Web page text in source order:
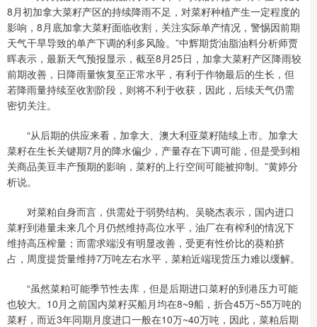
8月初加拿大菜籽产区的持续降雨不足，对菜籽种植产生一定程度的
影响，8月底加拿大菜籽面临收割，关注实际单产情况，警惕因前期
天气干旱导致的单产下调的利多风险。”中辉期货油脂油料分析师贾
晖表示，最新天气预报显示，截至8月25日，加拿大菜籽产区降雨较
前期改善，日降雨量恢复至正常水平，有利于作物最后的生长，但
若降雨量持续至收割阶段，则将不利于收获，因此，后续天气仍需
密切关注。
“从后期的供应来看，加拿大、澳大利亚菜籽陆续上市。加拿大
菜籽在生长关键期7月的降水偏少，产量存在下调可能，但是受到相
关商品美豆丰产预期的影响，菜籽的上行空间可能被抑制。”黄婷分
析说。
对菜粕自身而言，供需处于弱势结构。吴晓杰表示，国内进口
菜籽到港量未来几个月仍然维持高位水平，油厂在有榨利的情况下
维持高压榨量；而需求端没有明显改善，受更有性价比的葵粕挤
占，周度提货量维持7万吨左右水平，菜粕近端现货压力难以缓解。
“虽然菜粕可能季节性去库，但是后期进口菜籽的到港压力可能
也较大。10月之前国内菜籽买船月均在8~9船，折合45万~55万吨的
菜籽，而近3年同期月度进口一般在10万~40万吨，因此，菜粕后期